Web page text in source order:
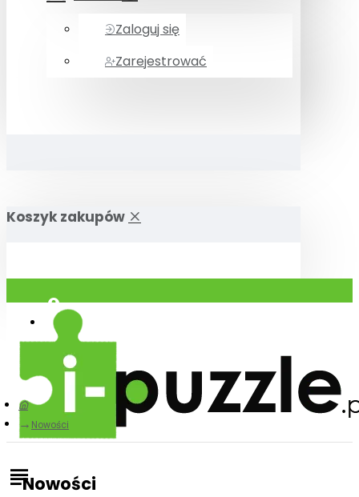
Zaloguj się
Zarejestrować
Koszyk zakupów
Zaloguj się
Zarejestrować
Nowości
Nowości